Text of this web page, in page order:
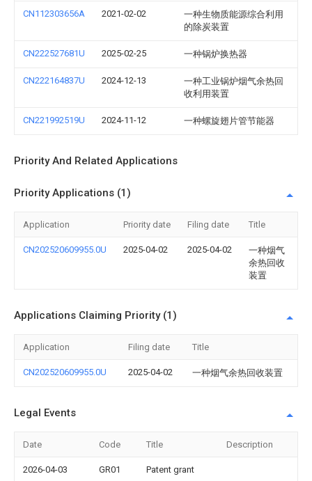
CN112303656A 2021-02-02
一种生物质能源综合利用
的除炭装置
CN222527681U 2025-02-25 一种锅炉换热器
CN222164837U 2024-12-13
一种工业锅炉烟气余热回
收利用装置
CN221992519U 2024-11-12 一种螺旋翅片管节能器
Priority And Related Applications
Priority Applications (1)
Application Priority date Filing date Title
CN202520609955.0U 2025-04-02 2025-04-02
一种烟气
余热回收
装置
Applications Claiming Priority (1)
Application Filing date Title
CN202520609955.0U 2025-04-02 一种烟气余热回收装置
Legal Events
Date Code Title Description
2026-04-03 GR01 Patent grant